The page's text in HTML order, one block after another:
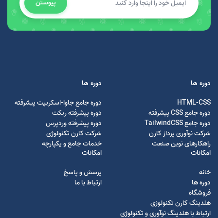
پیوستن
دوره ها
HTML-CSS
دوره جامع CSS پیشرفته
دوره جامع TailwindCSS
شرکت نوآوری پرداز کارن
راهکارهای نوین صنعت
دوره ها
دوره جامع جاوا-اسکریپت پیشرفته
دوره پیشرفته ریکت
دوره پیشرفته وردپرس
شرکت کارن تکنولوژی
خدمات جامع و یکپارچه
امکانات
خانه
دوره ها
فروشگاه
هلدینگ کارن تکنولوژی
ارتباط با هلدینگ نوآوری و تکنولوژی
امکانات
پرسش و پاسخ
ارتباط با ما